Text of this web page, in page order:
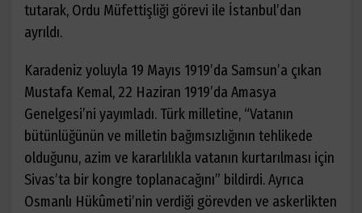
tutarak, Ordu Müfettişliği görevi ile İstanbul’dan
ayrıldı.
Karadeniz yoluyla 19 Mayıs 1919’da Samsun’a çıkan
Mustafa Kemal, 22 Haziran 1919’da Amasya
Genelgesi’ni yayımladı. Türk milletine, “Vatanın
bütünlüğünün ve milletin bağımsızlığının tehlikede
olduğunu, azim ve kararlılıkla vatanın kurtarılması için
Sivas’ta bir kongre toplanacağını” bildirdi. Ayrıca
Osmanlı Hükûmeti’nin verdiği görevden ve askerlikten